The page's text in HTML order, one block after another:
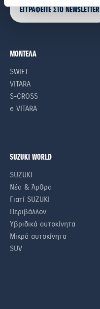
ΕΓΓΡΑΦΕΙΤΕ ΣΤΟ NEWSLETTER
ΜΟΝΤΕΛΑ
SWIFT
VITARA
S-CROSS
e VITARA
SUZUKI WORLD
SUZUKI
Νέα & Άρθρα
Γιατί SUZUKI
Περιβάλλον
Υβριδικά αυτοκίνητα
Μικρά αυτοκίνητα
SUV